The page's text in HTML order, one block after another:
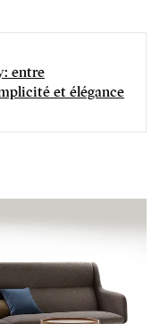
entre
et élégance